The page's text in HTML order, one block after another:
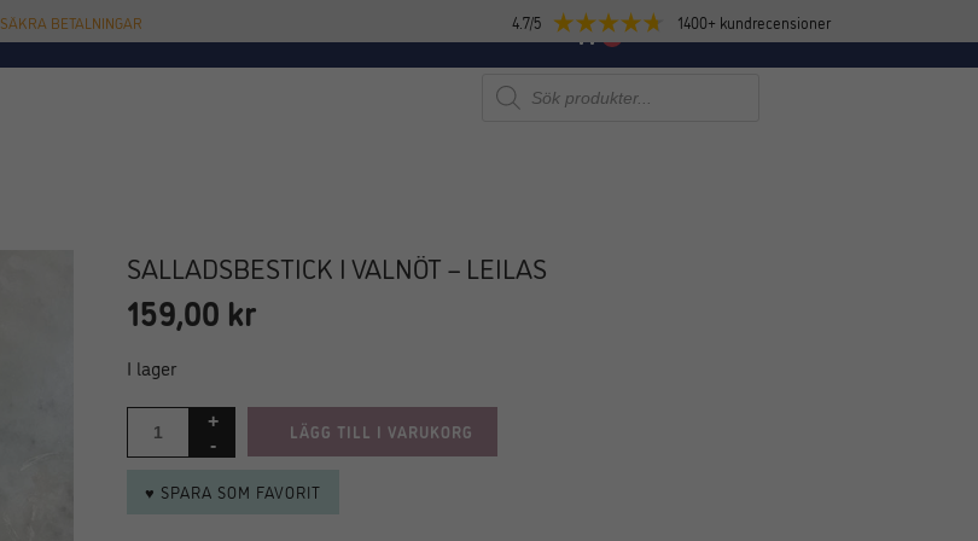
SÄKRA BETALNINGAR 4.7/5 1400+ kundrecensioner
BAR DELIKATESSER NYHETER 0
Produktsökning
SALLADSBESTICK I VALNÖT – LEILAS
159,00 kr
I lager
LÄGG TILL I VARUKORG
♥ SPARA SOM FAVORIT